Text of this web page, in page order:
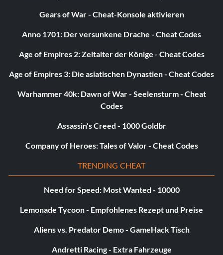
Gears of War - Cheat-Konsole aktivieren
Anno 1701: Der versunkene Drache - Cheat Codes
Age of Empires 2: Zeitalter der Könige - Cheat Codes
Age of Empires 3: Die asiatischen Dynastien - Cheat Codes
Warhammer 40k: Dawn of War - Seelensturm - Cheat
Codes
Assassin's Creed - 1000 Goldbr
Company of Heroes: Tales of Valor - Cheat Codes
TRENDING CHEAT
Need for Speed: Most Wanted - 10000
Lemonade Tycoon - Empfohlenes Rezept und Preise
Aliens vs. Predator Demo - GameHack Tisch
Andretti Racing - Extra Fahrzeuge